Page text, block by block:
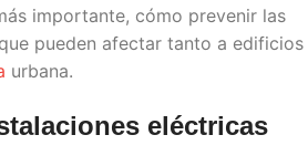
importante, cómo prevenir las
pueden afectar tanto a edificios
urbana.
eléctricas